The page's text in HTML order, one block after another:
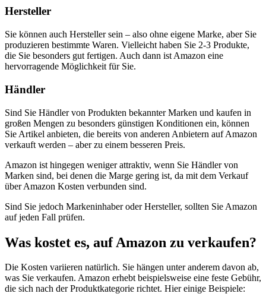
Hersteller
Sie können auch Hersteller sein – also ohne eigene Marke, aber Sie
produzieren bestimmte Waren. Vielleicht haben Sie 2-3 Produkte,
die Sie besonders gut fertigen. Auch dann ist Amazon eine
hervorragende Möglichkeit für Sie.
Händler
Sind Sie Händler von Produkten bekannter Marken und kaufen in
großen Mengen zu besonders günstigen Konditionen ein, können
Sie Artikel anbieten, die bereits von anderen Anbietern auf Amazon
verkauft werden – aber zu einem besseren Preis.
Amazon ist hingegen weniger attraktiv, wenn Sie Händler von
Marken sind, bei denen die Marge gering ist, da mit dem Verkauf
über Amazon Kosten verbunden sind.
Sind Sie jedoch Markeninhaber oder Hersteller, sollten Sie Amazon
auf jeden Fall prüfen.
Was kostet es, auf Amazon zu verkaufen?
Die Kosten variieren natürlich. Sie hängen unter anderem davon ab,
was Sie verkaufen. Amazon erhebt beispielsweise eine feste Gebühr,
die sich nach der Produktkategorie richtet. Hier einige Beispiele: